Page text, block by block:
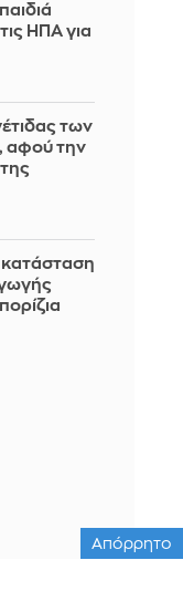
ΗΠΑ για
των
αφού την
κατάσταση
Απόρρητο